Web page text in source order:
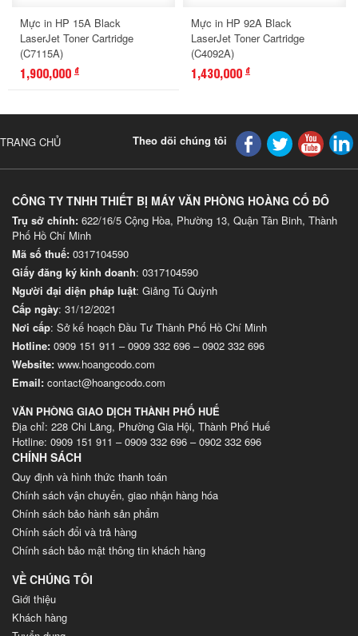
Mực in HP 15A Black
LaserJet Toner Cartridge
(C7115A)
1,900,000 đ
Mực in HP 92A Black
LaserJet Toner Cartridge
(C4092A)
1,430,000 đ
TRANG CHỦ Theo dõi chúng tôi
CÔNG TY TNHH THIẾT BỊ MÁY VĂN PHÒNG HOÀNG CỐ ĐÔ
Trụ sở chính: 622/16/5 Cộng Hòa, Phường 13, Quận Tân Binh, Thành
Phố Hồ Chí Minh
Mã số thuế: 0317104590
Giấy đăng ký kinh doanh: 0317104590
Người đại diện pháp luật: Giảng Tú Quỳnh
Cấp ngày: 31/12/2021
Nơi cấp: Sở kế hoạch Đầu Tư Thành Phố Hồ Chí Minh
Hotline: 0909 151 911 –0909 332 696 –0902 332 696
Website: www.hoangcodo.com
Email: contact@hoangcodo.com
VĂN PHÒNG GIAO DỊCH THÀNH PHỐ HUẾ
Địa chỉ: 228 Chi Lăng, Phường Gia Hội, Thành Phố Huế
Hotline: 0909 151 911 – 0909 332 696 – 0902 332 696
CHÍNH SÁCH
Quy định và hình thức thanh toán
Chính sách vận chuyển, giao nhận hàng hóa
Chính sách bảo hành sản phẩm
Chính sách đổi và trả hàng
Chính sách bảo mật thông tin khách hàng
VỀ CHÚNG TÔI
Giới thiệu
Khách hàng